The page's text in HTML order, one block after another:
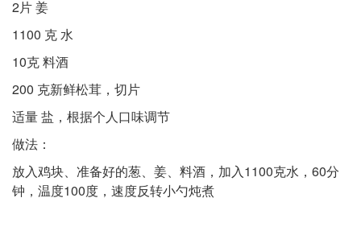
2片 姜
1100 克 水
10克 料酒
200 克新鲜松茸，切片
适量 盐，根据个人口味调节
做法：
放入鸡块、准备好的葱、姜、料酒，加入1100克水，60分
钟，温度100度，速度反转小勺炖煮